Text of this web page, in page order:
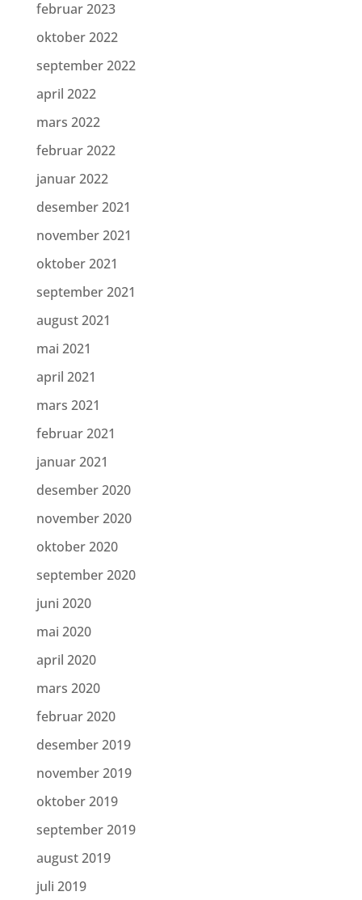
februar 2023
oktober 2022
september 2022
april 2022
mars 2022
februar 2022
januar 2022
desember 2021
november 2021
oktober 2021
september 2021
august 2021
mai 2021
april 2021
mars 2021
februar 2021
januar 2021
desember 2020
november 2020
oktober 2020
september 2020
juni 2020
mai 2020
april 2020
mars 2020
februar 2020
desember 2019
november 2019
oktober 2019
september 2019
august 2019
juli 2019